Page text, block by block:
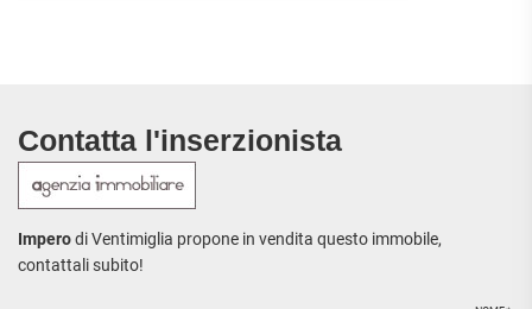
Contatta l'inserzionista
Imperodi Ventimiglia propone in vendita questo immobile,
contattali subito!